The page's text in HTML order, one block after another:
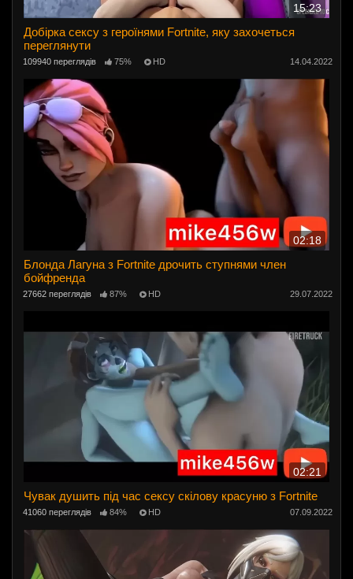
15:23
Добірка сексу з героїнями Fortnite, яку захочеться
переглянути
109940 переглядів 75% HD 14.04.2022
02:18
Блонда Лагуна з Fortnite дрочить ступнями член
бойфренда
27662 переглядів 87% HD 29.07.2022
02:21
Чувак душить під час сексу скілову красуню з Fortnite
41060 переглядів 84% HD 07.09.2022